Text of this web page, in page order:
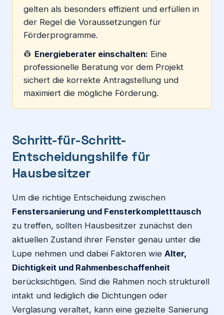
gelten als besonders effizient und erfüllen in
der Regel die Voraussetzungen für
Förderprogramme.
👷 Energieberater einschalten: Eine
professionelle Beratung vor dem Projekt
sichert die korrekte Antragstellung und
maximiert die mögliche Förderung.
Schritt-für-Schritt-
Entscheidungshilfe für
Hausbesitzer
Um die richtige Entscheidung zwischen
Fenstersanierung und Fensterkompletttausch
zu treffen, sollten Hausbesitzer zunächst den
aktuellen Zustand ihrer Fenster genau unter die
Lupe nehmen und dabei Faktoren wie Alter,
Dichtigkeit und Rahmenbeschaffenheit
berücksichtigen. Sind die Rahmen noch strukturell
intakt und lediglich die Dichtungen oder
Verglasung veraltet, kann eine gezielte Sanierung